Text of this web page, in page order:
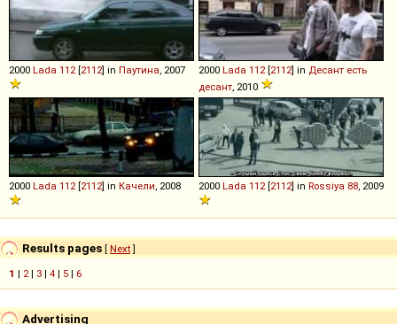
2000 Lada 112[2112] in Паутина, 2007 2000 Lada 112[2112] in Десант есть
десант, 2010
2000 Lada 112[2112] in Качели, 2008 2000 Lada 112[2112] in Rossiya 88, 2009
Results pages [ Next]
1 | 2| 3 | 4 | 5 | 6
Advertising